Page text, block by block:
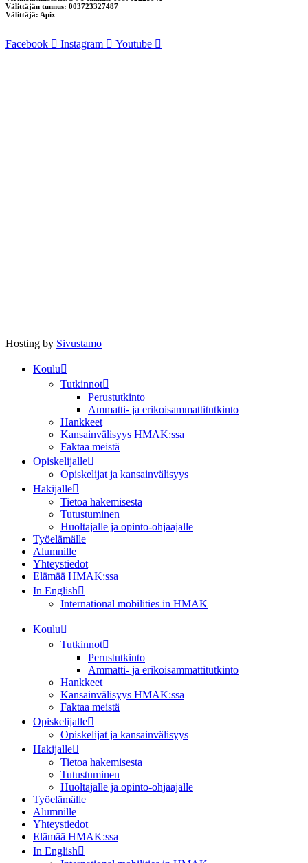
Välittäjän tunnus: 003723327487
Välittäjä: Apix
Facebook Instagram Youtube
Hosting by Sivustamo
Koulu
Tutkinnot
Perustutkinto
Ammatti- ja erikoisammattitutkinto
Hankkeet
Kansainvälisyys HMAK:ssa
Faktaa meistä
Opiskelijalle
Opiskelijat ja kansainvälisyys
Hakijalle
Tietoa hakemisesta
Tutustuminen
Huoltajalle ja opinto-ohjaajalle
Työelämälle
Alumnille
Yhteystiedot
Elämää HMAK:ssa
In English
International mobilities in HMAK
Koulu
Tutkinnot
Perustutkinto
Ammatti- ja erikoisammattitutkinto
Hankkeet
Kansainvälisyys HMAK:ssa
Faktaa meistä
Opiskelijalle
Opiskelijat ja kansainvälisyys
Hakijalle
Tietoa hakemisesta
Tutustuminen
Huoltajalle ja opinto-ohjaajalle
Työelämälle
Alumnille
Yhteystiedot
Elämää HMAK:ssa
In English